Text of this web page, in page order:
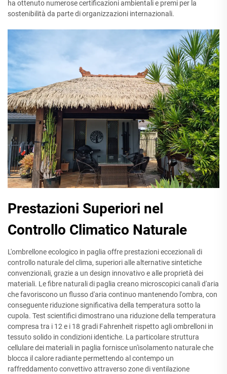
ha ottenuto numerose certificazioni ambientali e premi per la
sostenibilità da parte di organizzazioni internazionali.
Prestazioni Superiori nel
Controllo Climatico Naturale
L'ombrellone ecologico in paglia offre prestazioni eccezionali di
controllo naturale del clima, superiori alle alternative sintetiche
convenzionali, grazie a un design innovativo e alle proprietà dei
materiali. Le fibre naturali di paglia creano microscopici canali d'aria
che favoriscono un flusso d'aria continuo mantenendo l'ombra, con
conseguente riduzione significativa della temperatura sotto la
cupola. Test scientifici dimostrano una riduzione della temperatura
compresa tra i 12 e i 18 gradi Fahrenheit rispetto agli ombrelloni in
tessuto solido in condizioni identiche. La particolare struttura
cellulare dei materiali in paglia fornisce un'isolamento naturale che
blocca il calore radiante permettendo al contempo un
raffreddamento convettivo attraverso zone di ventilazione